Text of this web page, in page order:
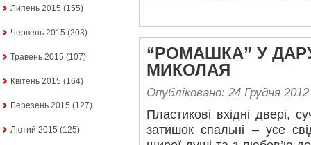
Липень 2015 (155)
Червень 2015 (203)
Травень 2015 (107)
Квітень 2015 (164)
Березень 2015 (127)
Лютий 2015 (125)
“РОМАШКА” У
МИКОЛАЯ
Опубліковано: 24 Грудня 2012
Пластикові вхідні двері,
затишок спальні – усе